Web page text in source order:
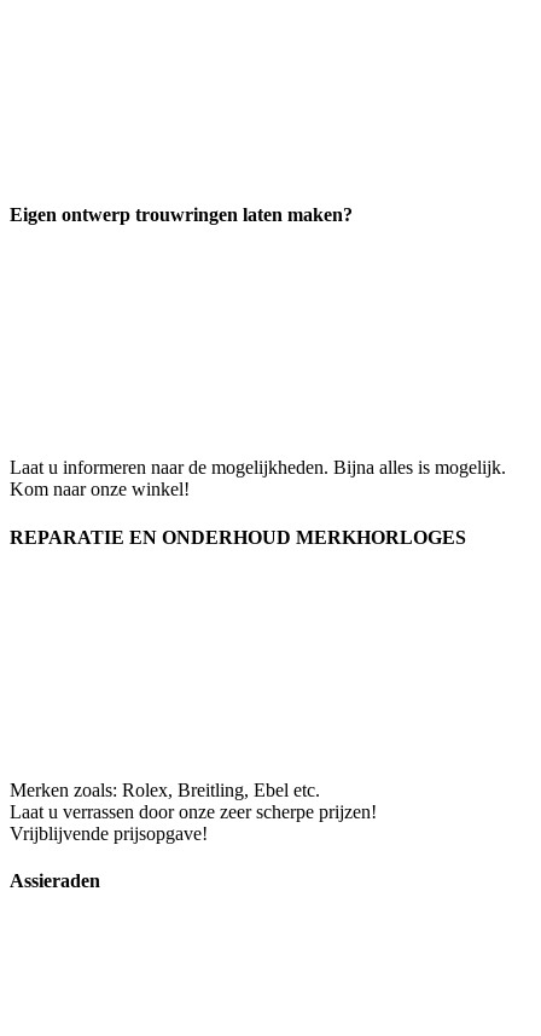
Eigen ontwerp trouwringen laten maken?
Laat u informeren naar de mogelijkheden. Bijna alles is mogelijk.
Kom naar onze winkel!
REPARATIE EN ONDERHOUD MERKHORLOGES
Merken zoals: Rolex, Breitling, Ebel etc.
Laat u verrassen door onze zeer scherpe prijzen!
Vrijblijvende prijsopgave!
Assieraden